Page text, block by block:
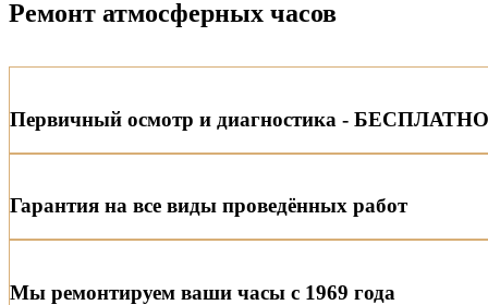
Ремонт атмосферных часов
Первичный осмотр и диагностика -
Гарантия на все виды проведённых работ
Мы ремонтируем ваши часы с 1969 года